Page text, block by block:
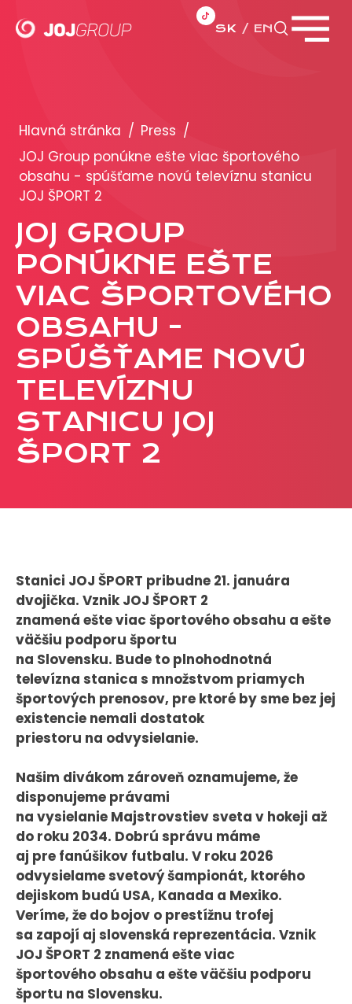
SK EN
Brandy
Produkty
PRODUKCIA
REKLAMA
Viac o reklamných formátoch
Obchodné podmienky
Prezentácia 2026
CASE STUDIES
O NÁS
Tím
B2B Rozhovory
VEREJNÉ VYSIELANIE MS 2026
KONTAKT
Hlavná stránka / Press /
JOJ Group ponúkne ešte viac športového
obsahu - spúšťame novú televíznu stanicu
JOJ ŠPORT 2
JOJ GROUP
PONÚKNE EŠTE
VIAC ŠPORTOVÉHO
OBSAHU -
SPÚŠŤAME NOVÚ
TELEVÍZNU
STANICU JOJ
ŠPORT 2
Stanici JOJ ŠPORT pribudne 21. januára
dvojička. Vznik JOJ ŠPORT 2
znamená ešte viac športového obsahu a ešte
väčšiu podporu športu
na Slovensku. Bude to plnohodnotná
televízna stanica s množstvom priamych
športových prenosov, pre ktoré by sme bez jej
existencie nemali dostatok
priestoru na odvysielanie.
Našim divákom zároveň oznamujeme, že
disponujeme právami
na vysielanie Majstrovstiev sveta v hokeji až
do roku 2034. Dobrú správu máme
aj pre fanúšikov futbalu. V roku 2026
odvysielame svetový šampionát, ktorého
dejiskom budú USA, Kanada a Mexiko.
Veríme, že do bojov o prestížnu trofej
sa zapojí aj slovenská reprezentácia. Vznik
JOJ ŠPORT 2 znamená ešte viac
športového obsahu a ešte väčšiu podporu
športu na Slovensku.